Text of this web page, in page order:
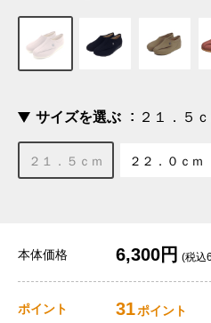
サイズを選ぶ ２１．５
２１．５ｃｍ ２２．０ｃｍ
本体価格 6,300円 (税込
ポイント 31ポイント